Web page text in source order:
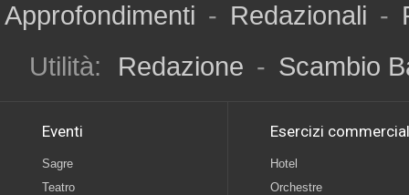
Approfondimenti - Redazionali -
Utilità:
Redazione - Scambio
Eventi
Sagre
Teatro
Esercizi
Hotel
Orchestre